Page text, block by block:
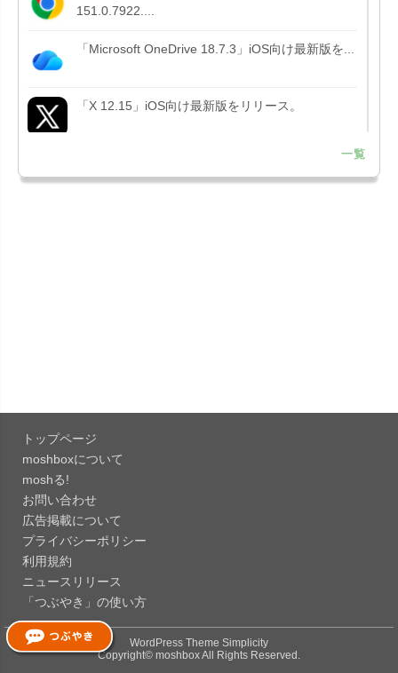
151.0.7922....
「Microsoft OneDrive 18.7.3」iOS向け最新版を...
「X 12.15」iOS向け最新版をリリース。
Liguid G...
「Evernote 11.28.2」Mac向け最新版をリリー
ス。AIプロ...
「Minecraft: クラフト、建築、サバイバル
26.40」iOS向...
151.0.7922....
一覧
トップページ
moshboxについて
moshる!
お問い合わせ
広告掲載について
プライバシーポリシー
利用規約
ニュースリリース
「つぶやき」の使い方
WordPress Theme Simplicity
Copyright© moshboxAll Rights Reserved.